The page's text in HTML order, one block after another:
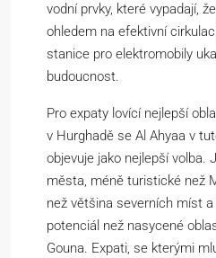
vodní prvky, které vypadají,
ohledem na efektivní
stanice pro elektromobily
budoucnost.
Pro expaty lovící nejlepší
v Hurghadě se Al Ahyaa v
objevuje jako nejlepší volba.
města, méně turistické než
než většina severních míst
potenciál než nasycené
Gouna. Expati, se kterými